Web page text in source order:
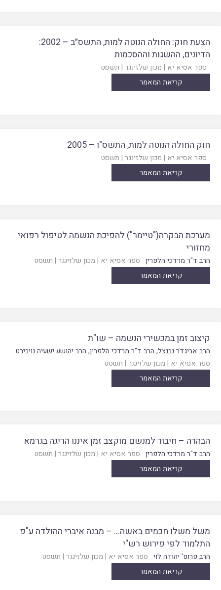
הצעת חוק: החולה הנוטה למות, התשס״ב – 2002:
הדיונים, ההשגות וההסכמות
ספר אסיא יא | מכון שלזינגר | תשסט
קריאת המאמר
חוק החולה הנוטה למות, התשס"ו – 2005
ספר אסיא יא | מכון שלזינגר | תשסט
קריאת המאמר
מערכת הבקרה("טיימר") להפיכת הנשמה לטיפול רפואי
מחזורי
הרב ד"ר מרדכי הלפרין ספר אסיא יא | מכון שלזינגר | תשסט
קריאת המאמר
קיצוב זמן במכשירי הנשמה – שו"ת
הרב אביגדֹר נבנצל, הרב ד"ר מרדכי הלפרין, הרב יהושע ישעיה נויבירט
ספר אסיא יא | מכון שלזינגר | תשסט
קריאת המאמר
הבהרה – חיבור למנשם מוקצב זמן איננו הריגה בגרמא
הרב ד"ר מרדכי הלפרין ספר אסיא יא | מכון שלזינגר | תשסט
קריאת המאמר
משל משלו חכמים באשה… – מבנה איברי ההולדה ע"פ
התלמוד לפי פירוש רש"י
הרב פרופ' יהודה לוי ספר אסיא יא | מכון שלזינגר | תשסט
קריאת המאמר